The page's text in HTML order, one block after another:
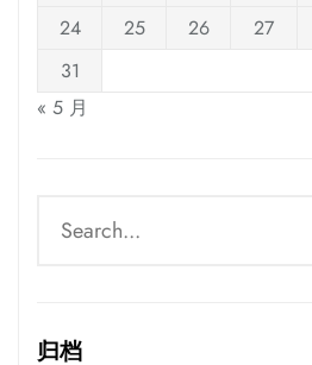
24
25 26 27
31
« 5 月
归档